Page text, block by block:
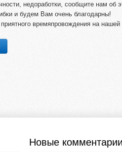
недоработки, сообщите нам об
и будем Вам очень благодарны!
времяпровождения на нашей
Новые